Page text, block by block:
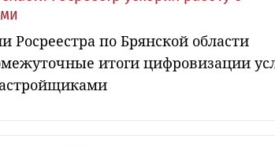
Росреестра по Брянской области
итоги цифровизации